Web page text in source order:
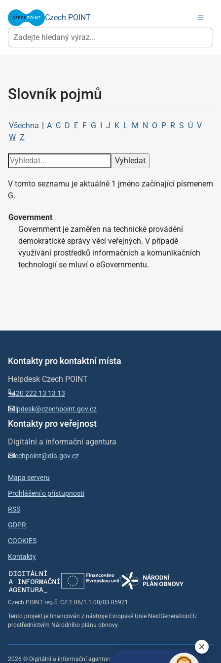
Czech POINT
Slovník pojmů
Všechna | A C D E F G I J K L M N O P R S Ú V
W Z
V tomto seznamu je aktuálně 1 jméno začínající písmenem
G.
Government
Government je zaměřen na technické provádění
demokratické správy věcí veřejných. V případě
využívání prostředků informačních a komunikačních
technologií se mluví o eGovernmentu.
Kontakty pro kontaktní místa
Helpdesk Czech POINT
+420 222 13 13 13
helpdesk@czechpoint.gov.cz
Kontakty pro veřejnost
Digitální a informační agentura
czechpoint@dia.gov.cz
Mapa serveru
Prohlášení o přístupnosti
RSS
GDPR
COOKIES
Kontakty
Czech POINT reg.č. CZ.1.06/1.1.00/03.05921
Tento projekt je financován z nástroje Evropské Unie NextGenerationEU
prostřednictvím Národního plánu obnovy.
2026 © Digitální a informační agentura, všechna práva vyhrazena